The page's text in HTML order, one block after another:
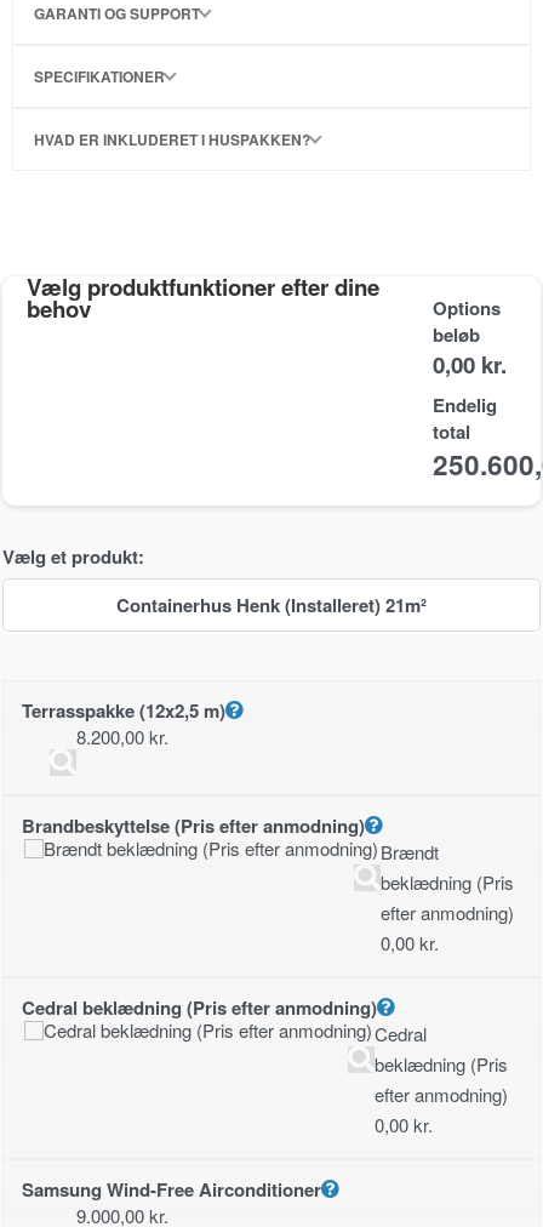
GARANTI OG SUPPORT
SPECIFIKATIONER
HVAD ER INKLUDERET I HUSPAKKEN?
Vælg produktfunktioner efter dine
behov
Options
beløb
0,00 kr.
Endelig
total
Vælg et produkt:
Containerhus Henk (Installeret) 21m²
Terrasspakke (12x2,5 m)
8.200,00kr.
Brandbeskyttelse (Pris efter anmodning)
Brændt
beklædning (Pris
efter anmodning)
0,00kr.
Cedral beklædning (Pris efter anmodning)
Cedral
beklædning (Pris
efter anmodning)
0,00kr.
Samsung Wind-Free Airconditioner
9.000,00kr.